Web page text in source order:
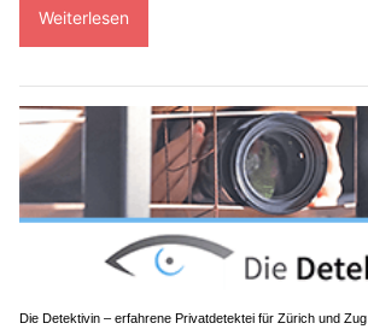
Weiterlesen
Die Detektivin – erfahrene Privatdetektei für Zürich und Zug